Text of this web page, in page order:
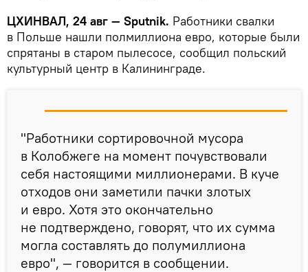
ЦХИНВАЛ, 24 авг — Sputnik. Работники свалки
в Польше нашли полмиллиона евро, которые были
спрятаны в старом пылесосе, сообщил польский
культурный центр в Калининграде.
"Работники сортировочной мусора
в Колобжеге на момент почувствовали
себя настоящими миллионерами. В куче
отходов они заметили пачки злотых
и евро. Хотя это окончательно
не подтверждено, говорят, что их сумма
могла составлять до полумиллиона
евро", — говорится в сообщении.